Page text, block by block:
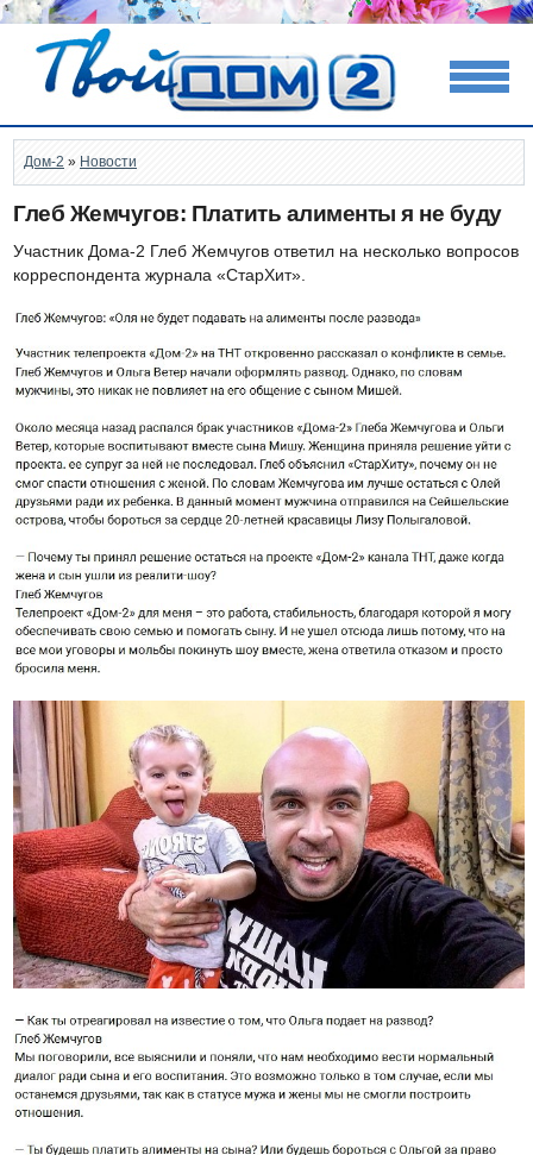
Дом-2 » Новости
Глеб Жемчугов: Платить алименты я не буду
Участник Дома-2 Глеб Жемчугов ответил на несколько вопросов
корреспондента журнала «СтарХит».